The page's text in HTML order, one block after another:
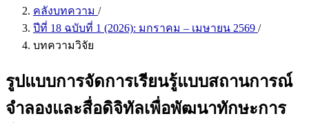
คลังบทความ /
ปีที่ 18 ฉบับที่ 1 (2026): มกราคม – เมษายน 2569 /
บทความวิจัย
รูปแบบการจัดการเรียนรู้แบบสถานการณ์
จำลองและสื่อดิจิทัลเพื่อพัฒนาทักษะการ